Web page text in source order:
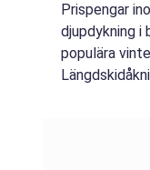
Prispengar
djupdykning i
populära